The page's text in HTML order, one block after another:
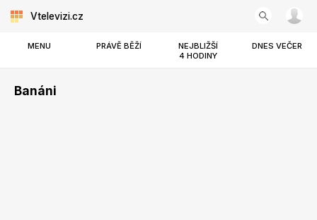
Vtelevizi.cz
MENU PRÁVĚ BĚŽÍ
NEJBLIŽŠÍ
4 HODINY
DNES VEČER
Banáni